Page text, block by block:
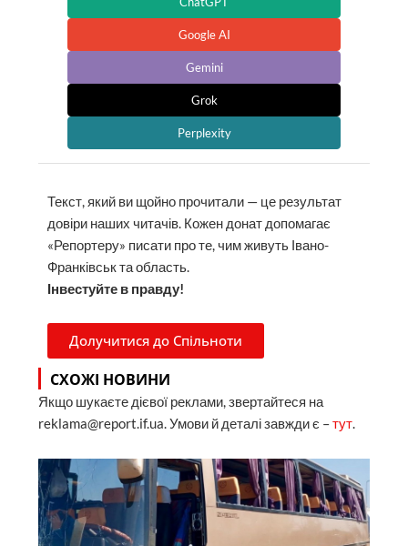
Google AI
Gemini
Grok
Perplexity
Текст, який ви щойно прочитали — це результат
довіри наших читачів. Кожен донат допомагає
«Репортеру» писати про те, чим живуть Івано-
Франківськ та область.
Інвестуйте в правду!
Долучитися до Спільноти
СХОЖІ НОВИНИ
Якщо шукаєте дієвої реклами, звертайтеся на
reklama@report.if.ua. Умови й деталі завжди є –тут.